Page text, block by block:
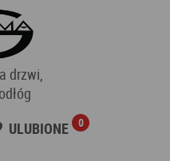
drzwi,
ULUBIONE 0